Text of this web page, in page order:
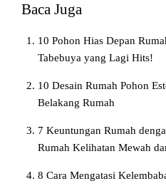
Baca Juga
10 Pohon Hias Depan
Tabebuya yang Lagi Hits!
10 Desain Rumah Pohon
Belakang Rumah
7 Keuntungan Rumah
Rumah Kelihatan Mewah
8 Cara Mengatasi